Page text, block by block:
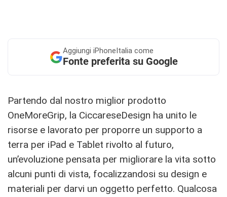
Aggiungi iPhoneItalia come
Fonte preferita su Google
Partendo dal nostro miglior prodotto
OneMoreGrip, la CiccareseDesign ha unito le
risorse e lavorato per proporre un supporto a
terra per iPad e Tablet rivolto al futuro,
un’evoluzione pensata per migliorare la vita sotto
alcuni punti di vista, focalizzandosi su design e
materiali per darvi un oggetto perfetto. Qualcosa